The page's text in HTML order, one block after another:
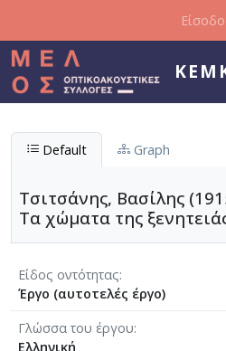
Default Graph
Τσιτσάνης, Βασίλης
Τα χώματα της
Είδος οντότητας
Έργο (αυτοτελές έργο)
Γλώσσα του έργου
Ελληνική